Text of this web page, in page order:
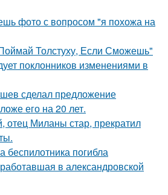
фото с вопросом "я похожа на
Толстуху, Если Сможешь"
поклонников изменениями в
сделал предложение
его на 20 лет.
отец Миланы стар, прекратил
беспилотника погибла
в александровской